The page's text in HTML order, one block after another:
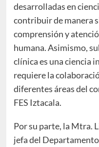
desarrolladas en
contribuir de manera
comprensión y
humana. Asimismo,
clínica es una ciencia
requiere la
diferentes áreas del
FES Iztacala.
Por su parte, la Mtra.
jefa del